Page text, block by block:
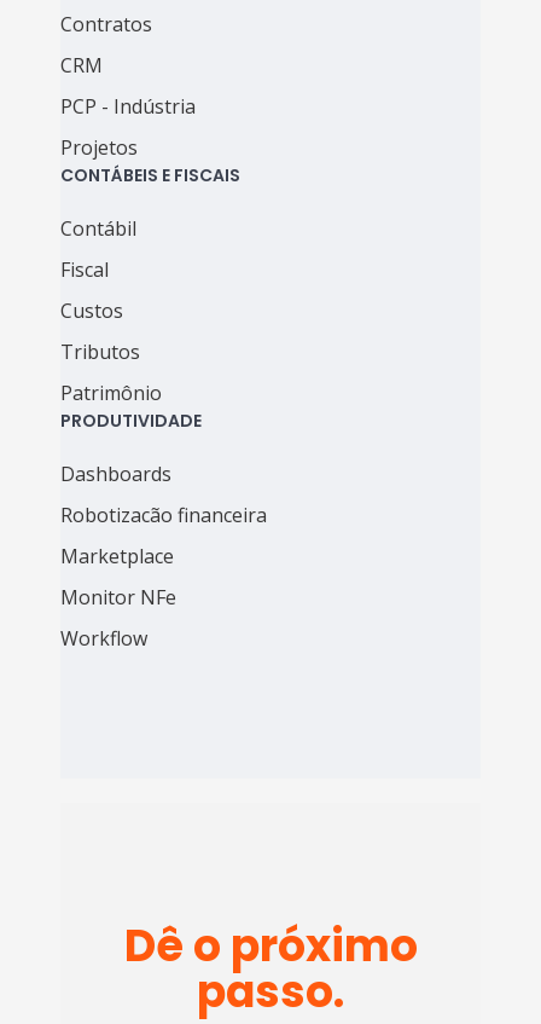
Contratos
CRM
PCP - Indústria
Projetos
CONTÁBEIS E FISCAIS
Contábil
Fiscal
Custos
Tributos
Patrimônio
PRODUTIVIDADE
Dashboards
Robotizacão financeira
Marketplace
Monitor NFe
Workflow
Dê o próximo
passo.